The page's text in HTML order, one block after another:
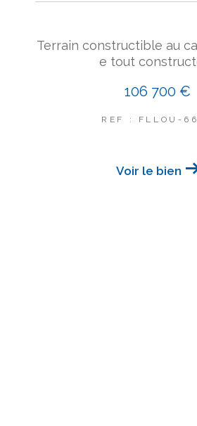
Terrain constructible au
e tout
106 700 €
REF : FLLOU-
Voir le bien